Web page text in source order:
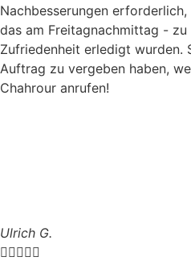
Nachbesserungen
das am Freitagnachmittag -
Zufriedenheit erledigt wurden.
Auftrag zu vergeben haben,
Chahrour anrufen!
Ulrich G.
